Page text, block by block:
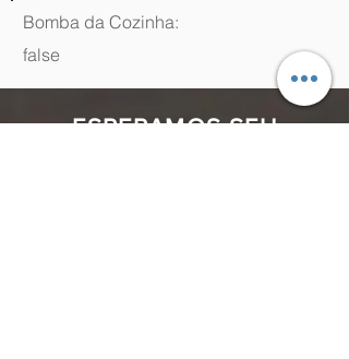
Bomba da Cozinha:
false
ESPERAMOS SEU